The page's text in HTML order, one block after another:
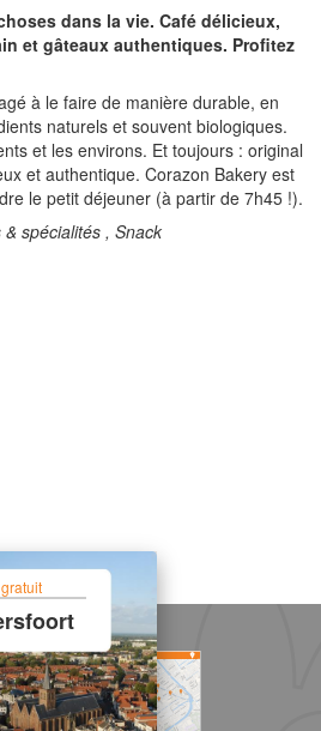
dans la vie. Café délicieux,
et gâteaux authentiques. Profitez
à le faire de manière durable, en
naturels et souvent biologiques.
et les environs. Et toujours : original
et authentique. Corazon Bakery est
le petit déjeuner (à partir de 7h45 !).
spécialités , Snack